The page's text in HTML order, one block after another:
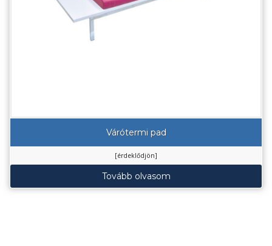
Várótermi pad
[érdeklődjön]
Tovább olvasom